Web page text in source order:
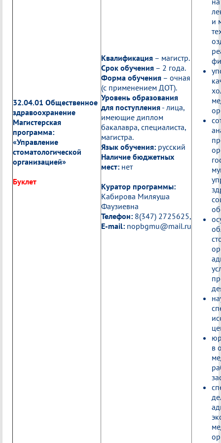
32.04.01 Общественное
здравоохранение
Магистерская
программа:
«Управление
стоматологической
организацией»
Буклет
Квалификация – магистр.
Срок обучения – 2 года.
Форма обучения – очная
(с применением ДОТ).
Уровень образования
для поступления - лица,
имеющие диплом
бакалавра, специалиста,
магистра.
Язык обучения: русский
Наличие бюджетных
мест: нет
Куратор программы:
Кабирова Миляуша
Фаузиевна
Телефон: 8(347) 2725625,
E-mail: nopbgmu@mail.ru
и
в